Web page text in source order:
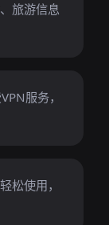
旅游信息
服务，
松使用，